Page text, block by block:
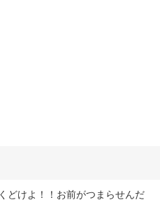
どけよ！！お前がつまらせんだ